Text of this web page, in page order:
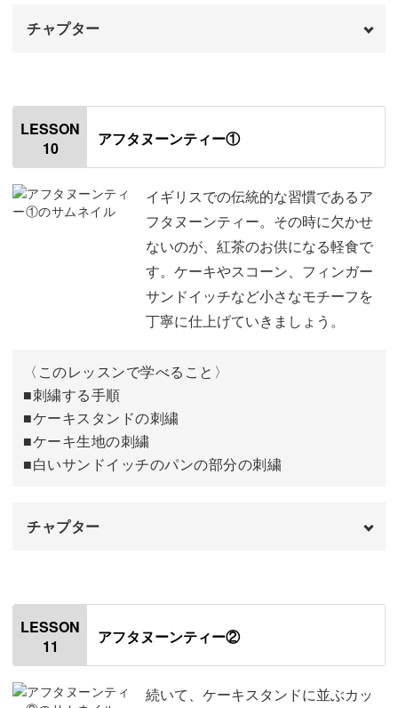
チャプター
はじめに
羽の刺繍をする
羽の影の刺繍をする 02:23
目、くちばしの刺繍をする 05:48
08:03
木の実の刺繍をする
LESSON
10
アフタヌーンティー①
イギリスでの伝統的な習慣であるア
フタヌーンティー。その時に欠かせ
ないのが、紅茶のお供になる軽食で
す。ケーキやスコーン、フィンガー
サンドイッチなど小さなモチーフを
丁寧に仕上げていきましょう。
〈このレッスンで学べること〉
■刺繍する手順
■ケーキスタンドの刺繍
■ケーキ生地の刺繍
■白いサンドイッチのパンの部分の刺繍
チャプター
はじめに
使用材料・道具
刺繍をする手順 02:53
LESSON
11
アフタヌーンティー②
続いて、ケーキスタンドに並ぶカッ